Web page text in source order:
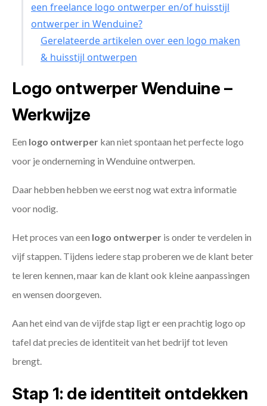
een freelance logo ontwerper en/of huisstijl
ontwerper in Wenduine?
Gerelateerde artikelen over een logo maken
& huisstijl ontwerpen
Logo ontwerper Wenduine –
Werkwijze
Een logo ontwerper kan niet spontaan het perfecte logo
voor je onderneming in Wenduine ontwerpen.
Daar hebben hebben we eerst nog wat extra informatie
voor nodig.
Het proces van een logo ontwerper is onder te verdelen in
vijf stappen. Tijdens iedere stap proberen we de klant beter
te leren kennen, maar kan de klant ook kleine aanpassingen
en wensen doorgeven.
Aan het eind van de vijfde stap ligt er een prachtig logo op
tafel dat precies de identiteit van het bedrijf tot leven
brengt.
Stap 1: de identiteit ontdekken